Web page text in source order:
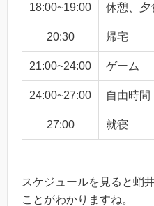
18:00~19:00 休憩、夕
20:30 帰宅
21:00~24:00 ゲーム
24:00~27:00 自由時間
27:00 就寝
スケジュールを見ると蛸
ことがわかりますね。